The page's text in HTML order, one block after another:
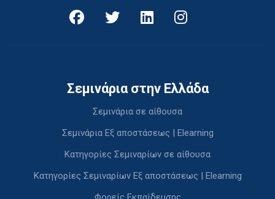
Σεμινάρια στην Ελλάδα
Σεμινάρια σε αίθουσα
Σεμινάρια Εξ αποστάσεως | Elearning
Κατηγορίες Σεμιναρίων σε αίθουσα
Κατηγορίες Σεμιναρίων Εξ αποστάσεως | Elearning